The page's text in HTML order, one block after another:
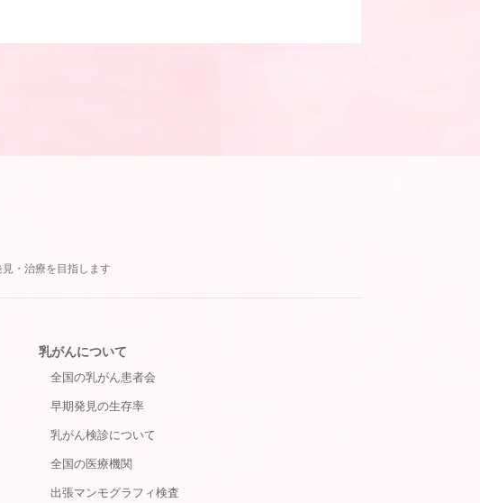
・治療を目指します
乳がんについて
全国の乳がん患者会
早期発見の生存率
乳がん検診について
全国の医療機関
出張マンモグラフィ検査